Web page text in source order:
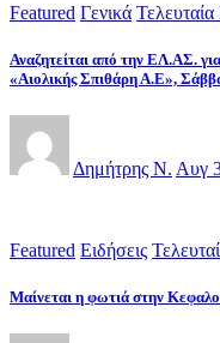
Featured Γενικά
Αναζητείται από την ΕΛ.ΑΣ.
«Αιολικής Σπιθάρη Α.Ε»,
Δημήτρης Ν. Αυγ
Featured Ειδήσεις
Μαίνεται η φωτιά στην